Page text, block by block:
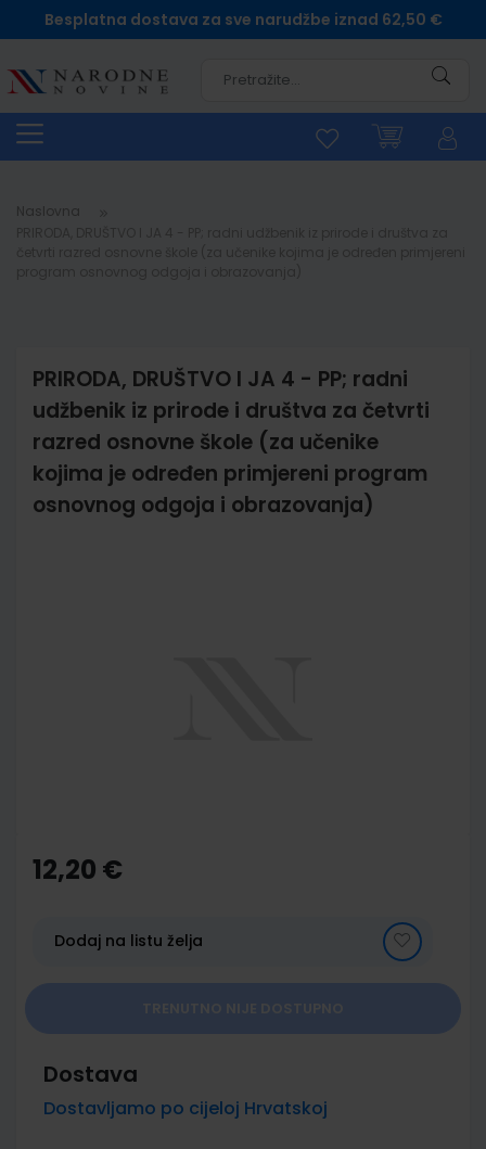
Besplatna dostava za sve narudžbe iznad 62,50 €
Naslovna
PRIRODA, DRUŠTVO I JA 4 - PP; radni
udžbenik iz prirode i društva za četvrti
razred osnovne škole (za učenike
kojima je određen primjereni program
osnovnog odgoja i obrazovanja)
the
beginning
gallery
12,20 €
Dodaj na listu želja
Dostava
Dostavljamo po cijeloj Hrvatskoj